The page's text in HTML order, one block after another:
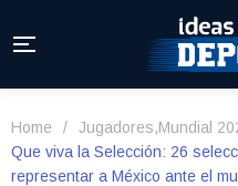
Home / Jugadores,Mundial
Que viva la Selección: 26
representar a México ante el